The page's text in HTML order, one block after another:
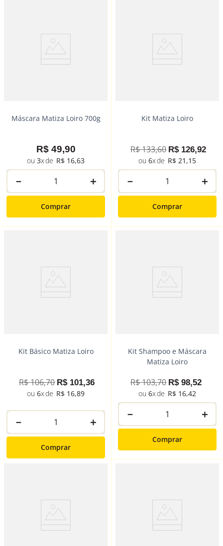
Máscara Matiza Loiro 700g
R$ 49,90
3 R$ 16,63
＋
－
Comprar
Kit Matiza Loiro
R$133,60 R$ 126,92
6
R$ 21 ,15
＋
－
Comprar
Kit Básico Matiza Loiro
R$106,70 R$ 101,36
6
R$ 16,89
＋
－
Comprar
Kit Shampoo e Máscara
Matiza Loiro
R$103,70 R$ 98,52
6
R$ 16,42
＋
－
Comprar